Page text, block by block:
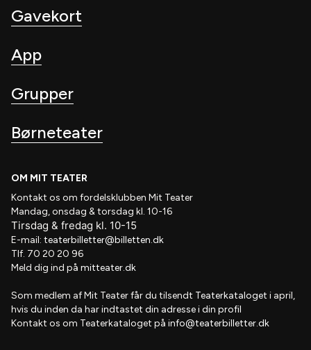
Gavekort
App
Grupper
Børneteater
OM MIT TEATER
Kontakt os om fordelsklubben Mit Teater
Mandag, onsdag & torsdag kl. 10-16
Tirsdag & fredag kl. 10-15
E-mail: teaterbilletter@billetten.dk
Tlf. 70 20 20 96
Meld dig ind på mitteater.dk
Som medlem afMit Teaterfår du tilsendt Teaterkataloget i april,
hvis du inden da har indtastet din adresse i din profil
Kontakt os om Teaterkataloget på info@teaterbilletter.dk